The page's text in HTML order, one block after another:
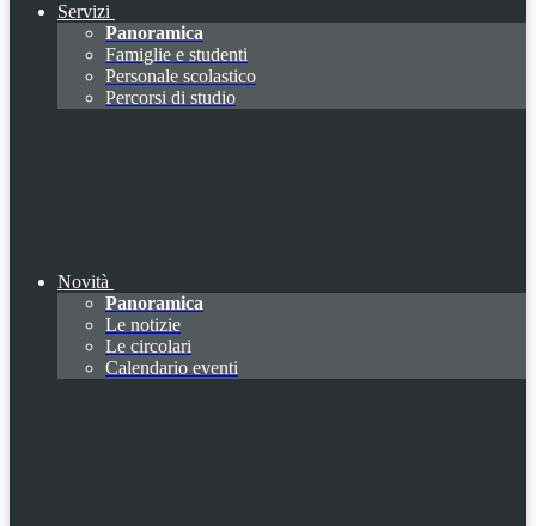
Servizi
Panoramica
Famiglie e studenti
Personale scolastico
Percorsi di studio
Novità
Panoramica
Le notizie
Le circolari
Calendario eventi